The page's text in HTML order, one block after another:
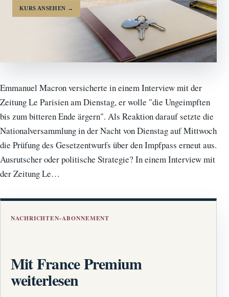
KURS ANSEHEN →
Emmanuel Macron versicherte in einem Interview mit der
Zeitung Le Parisien am Dienstag, er wolle "die Ungeimpften
bis zum bitteren Ende ärgern". Als Reaktion darauf setzte die
Nationalversammlung in der Nacht von Dienstag auf Mittwoch
die Prüfung des Gesetzentwurfs über den Impfpass erneut aus.
Ausrutscher oder politische Strategie? In einem Interview mit
der Zeitung Le…
NACHRICHTEN-ABONNEMENT
Mit France Premium
weiterlesen